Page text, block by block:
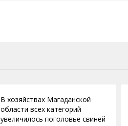
В хозяйствах Магаданской
области всех категорий
увеличилось поголовье свиней